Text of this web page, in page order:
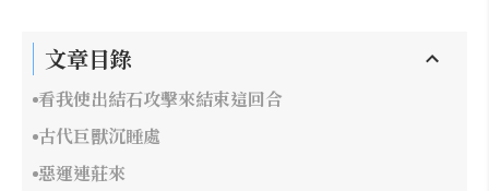
文章目錄
看我使出結石攻擊來結束這回合
古代巨獸沉睡處
惡運連莊來